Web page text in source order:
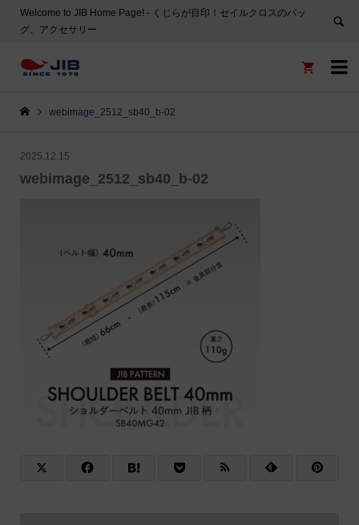
Welcome to JIB Home Page! ‐ くじらが目印！セイルクロスのバッ
グ、アクセサリー


webimage_2512_sb40_b-02
2025.12.15
webimage_2512_sb40_b-02